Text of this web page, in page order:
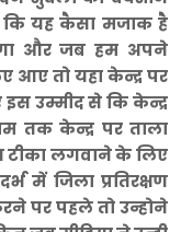
यह कैसा मजाक है
और जब हम अपने
आए तो यहा केन्द्र पर
उम्मीद से कि केन्द्र
तक केन्द्र पर ताला
टीका लगवाने के लिए
में जिला प्रतिरक्षण
पर पहले तो उन्होने